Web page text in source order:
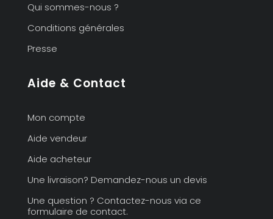
Qui sommes-nous ?
Conditions générales
Presse
Aide & Contact
Mon compte
Aide vendeur
Aide acheteur
Une livraison? Demandez-nous un devis
Une question ? Contactez-nous via ce
formulaire de contact.